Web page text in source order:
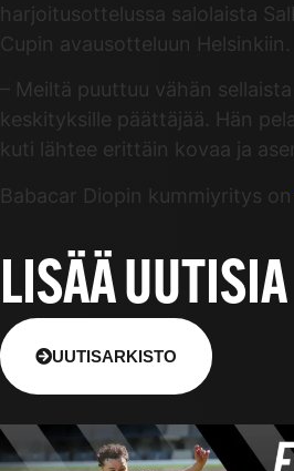
harjoitusottelussa salolaista
Cupin avausotteluun Helsinkiin.
– Meiltä puuttuu vähän
keskityksille päättäjää. Hän
kuti lähtee erittäin kovaa ja
Babacar Diopin kummiyritys on
LISÄÄ UUTISIA
UUTISARKISTO